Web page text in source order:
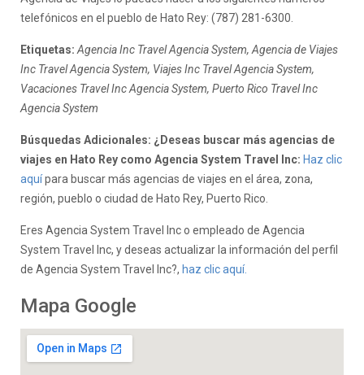
telefónicos en el pueblo de Hato Rey: (787) 281-6300.
Etiquetas: Agencia Inc Travel Agencia System, Agencia de Viajes
Inc Travel Agencia System, Viajes Inc Travel Agencia System,
Vacaciones Travel Inc Agencia System, Puerto Rico Travel Inc
Agencia System
Búsquedas Adicionales: ¿Deseas buscar más agencias de
viajes en Hato Rey como Agencia System Travel Inc: Haz clic
aquípara buscar más agencias de viajes en el área, zona,
región, pueblo o ciudad de Hato Rey, Puerto Rico.
Eres Agencia System Travel Inc o empleado de Agencia
System Travel Inc, y deseas actualizar la información del perfil
de Agencia System Travel Inc?, haz clic aquí.
Mapa Google